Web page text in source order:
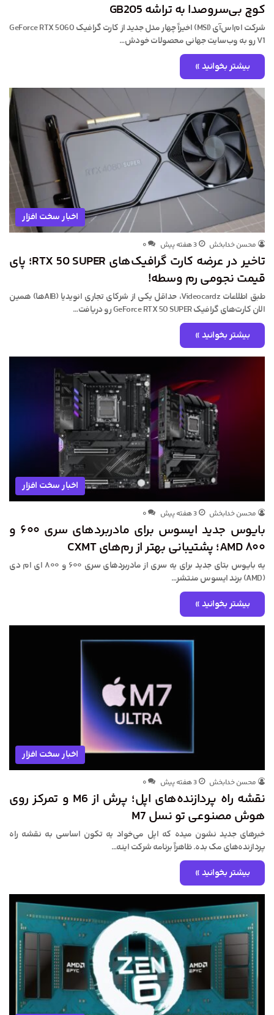
کوچ بی‌سروصدا به تراشه GB205
شرکت ام‌اس‌آی (MSI) اخیراً چهار مدل جدید از کارت گرافیک GeForce RTX 5060
V1 رو به وب‌سایت جهانی محصولات خودش…
بیشتر بخوانید »
اخبار سخت افزار
محسن خدابخش 3 هفته پیش ۰
تاخیر در عرضه کارت گرافیک‌های RTX 50 SUPER؛ پای
قیمت نجومی رم وسطه!
طبق اطلاعات Videocardz، حداقل یکی از شرکای تجاری انویدیا (AIBها) همین
الان کارت‌های گرافیک GeForce RTX 50 SUPER رو دریافت…
بیشتر بخوانید »
اخبار سخت افزار
محسن خدابخش 3 هفته پیش ۰
بایوس جدید ایسوس برای مادربردهای سری ۶۰۰ و
۸۰۰ AMD؛ پشتیبانی بهتر از رم‌های CXMT
یه بایوس بتای جدید برای یه سری از مادربردهای سری ۶۰۰ و ۸۰۰ ای ام دی
(AMD) برند ایسوس منتشر…
بیشتر بخوانید »
اخبار سخت افزار
محسن خدابخش 3 هفته پیش ۰
نقشه راه پردازنده‌های اپل؛ پرش از M6 و تمرکز روی
هوش مصنوعی تو نسل M7
خبرهای جدید نشون میده که اپل می‌خواد یه تکون اساسی به نقشه راه
پردازنده‌های مک بده. ظاهراً برنامه شرکت اینه…
بیشتر بخوانید »